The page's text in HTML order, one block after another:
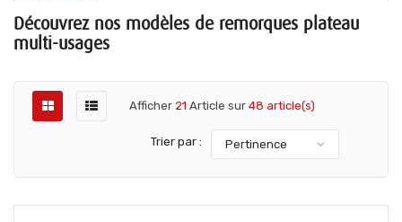
Découvrez nos modèles de remorques plateau
multi-usages
Afficher 21 Article sur 48 article(s)
Trier par : Pertinence